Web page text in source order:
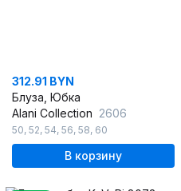
312.91 BYN
Блуза, Юбка
Alani Collection 2606
50, 52, 54, 56, 58, 60
В корзину